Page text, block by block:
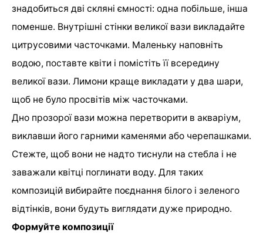
знадобиться дві скляні ємності: одна побільше, інша
поменше. Внутрішні стінки великої вази викладайте
цитрусовими часточками. Маленьку наповніть
водою, поставте квіти і помістіть її всередину
великої вази. Лимони краще викладати у два шари,
щоб не було просвітів між часточками.
Дно прозорої вази можна перетворити в акваріум,
виклавши його гарними каменями або черепашками.
Стежте, щоб вони не надто тиснули на стебла і не
заважали квітці поглинати воду. Для таких
композицій вибирайте поєднання білого і зеленого
відтінків, вони будуть виглядати дуже природно.
Формуйте композиції